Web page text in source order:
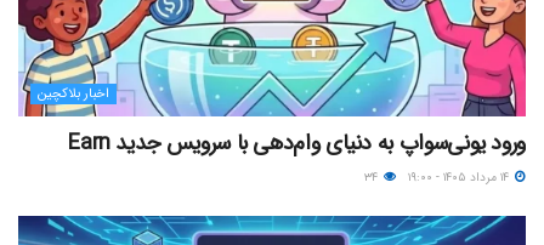
اخبار بلاکچین
ورود یونی‌سواپ به دنیای وام‌دهی با سرویس جدید Earn